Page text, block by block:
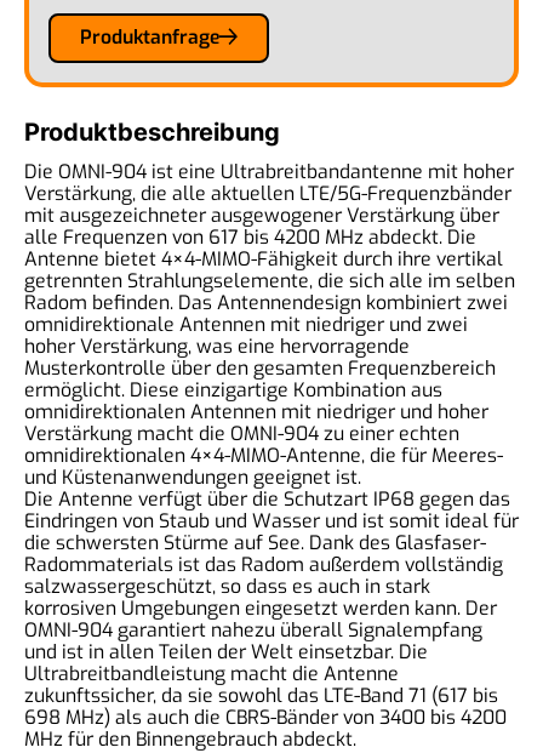
Produktanfrage
Produktbeschreibung
Die OMNI-904 ist eine Ultrabreitbandantenne mit hoher
Verstärkung, die alle aktuellen LTE/5G-Frequenzbänder
mit ausgezeichneter ausgewogener Verstärkung über
alle Frequenzen von 617 bis 4200 MHz abdeckt. Die
Antenne bietet 4×4-MIMO-Fähigkeit durch ihre vertikal
getrennten Strahlungselemente, die sich alle im selben
Radom befinden. Das Antennendesign kombiniert zwei
omnidirektionale Antennen mit niedriger und zwei
hoher Verstärkung, was eine hervorragende
Musterkontrolle über den gesamten Frequenzbereich
ermöglicht. Diese einzigartige Kombination aus
omnidirektionalen Antennen mit niedriger und hoher
Verstärkung macht die OMNI-904 zu einer echten
omnidirektionalen 4×4-MIMO-Antenne, die für Meeres-
und Küstenanwendungen geeignet ist.
Die Antenne verfügt über die Schutzart IP68 gegen das
Eindringen von Staub und Wasser und ist somit ideal für
die schwersten Stürme auf See. Dank des Glasfaser-
Radommaterials ist das Radom außerdem vollständig
salzwassergeschützt, so dass es auch in stark
korrosiven Umgebungen eingesetzt werden kann. Der
OMNI-904 garantiert nahezu überall Signalempfang
und ist in allen Teilen der Welt einsetzbar. Die
Ultrabreitbandleistung macht die Antenne
zukunftssicher, da sie sowohl das LTE-Band 71 (617 bis
698 MHz) als auch die CBRS-Bänder von 3400 bis 4200
MHz für den Binnengebrauch abdeckt.